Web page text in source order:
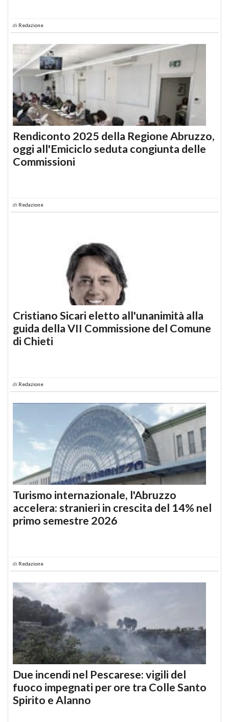
di Redazione
Rendiconto 2025 della Regione Abruzzo,
oggi all'Emiciclo seduta congiunta delle
Commissioni
di Redazione
Cristiano Sicari eletto all'unanimità alla
guida della VII Commissione del Comune
di Chieti
di Redazione
Turismo internazionale, l'Abruzzo
accelera: stranieri in crescita del 14% nel
primo semestre 2026
di Redazione
Due incendi nel Pescarese: vigili del
fuoco impegnati per ore tra Colle Santo
Spirito e Alanno